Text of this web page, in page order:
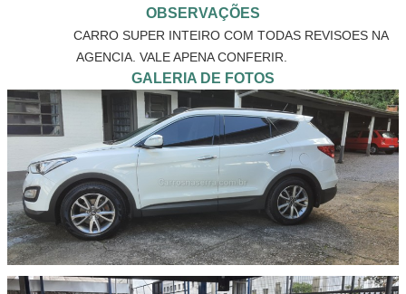
OBSERVAÇÕES
AGENCIA. VALE APENA CONFERIR.
GALERIA DE FOTOS